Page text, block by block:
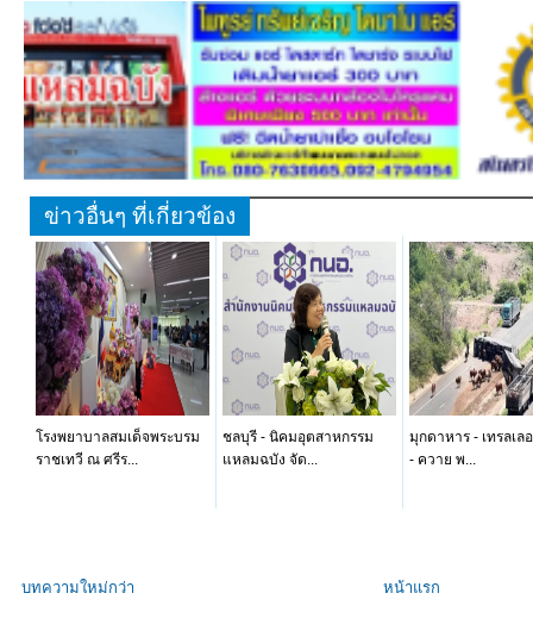
ข่าวอื่นๆ ที่เกี่ยวข้อง
โรงพยาบาลสมเด็จพระบรม
ราชเทวี ณ ศรีร...
ชลบุรี - นิคมอุตสาหกรรม
แหลมฉบัง จัด...
มุกดาหาร - เทรลเล
- ควาย พ...
บทความใหม่กว่า หน้าแรก